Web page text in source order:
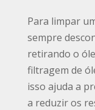
Para limpar
sempre
retirando o
filtragem de
isso ajuda a
a reduzir os